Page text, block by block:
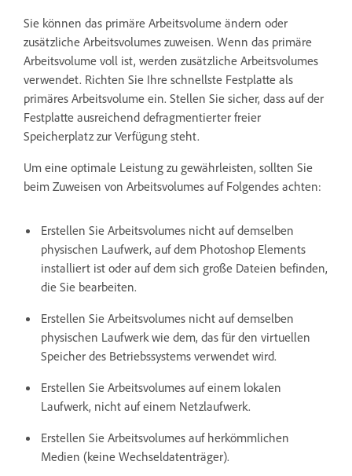
Sie können das primäre Arbeitsvolume ändern oder
zusätzliche Arbeitsvolumes zuweisen. Wenn das primäre
Arbeitsvolume voll ist, werden zusätzliche Arbeitsvolumes
verwendet. Richten Sie Ihre schnellste Festplatte als
primäres Arbeitsvolume ein. Stellen Sie sicher, dass auf der
Festplatte ausreichend defragmentierter freier
Speicherplatz zur Verfügung steht.
Um eine optimale Leistung zu gewährleisten, sollten Sie
beim Zuweisen von Arbeitsvolumes auf Folgendes achten:
Erstellen Sie Arbeitsvolumes nicht auf demselben
physischen Laufwerk, auf dem Photoshop Elements
installiert ist oder auf dem sich große Dateien befinden,
die Sie bearbeiten.
Erstellen Sie Arbeitsvolumes nicht auf demselben
physischen Laufwerk wie dem, das für den virtuellen
Speicher des Betriebssystems verwendet wird.
Erstellen Sie Arbeitsvolumes auf einem lokalen
Laufwerk, nicht auf einem Netzlaufwerk.
Erstellen Sie Arbeitsvolumes auf herkömmlichen
Medien (keine Wechseldatenträger).